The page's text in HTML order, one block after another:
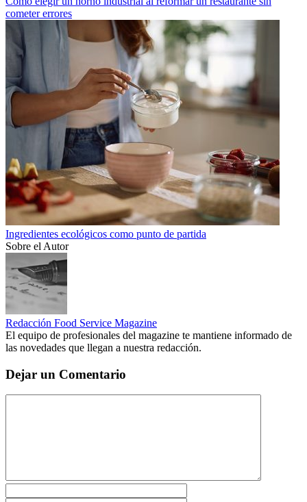
cometer errores
Ingredientes ecológicos como punto de partida
Sobre el Autor
Redacción Food Service Magazine
El equipo de profesionales del magazine te mantiene informado de
las novedades que llegan a nuestra redacción.
Dejar un Comentario